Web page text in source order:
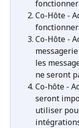
Co-Hôte -
Co-Hôte -
les
ne seront
Co-hôte -
seront
utiliser